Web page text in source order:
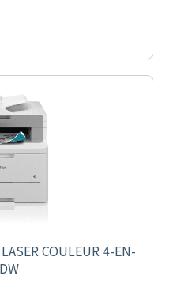
COULEUR 4-EN-